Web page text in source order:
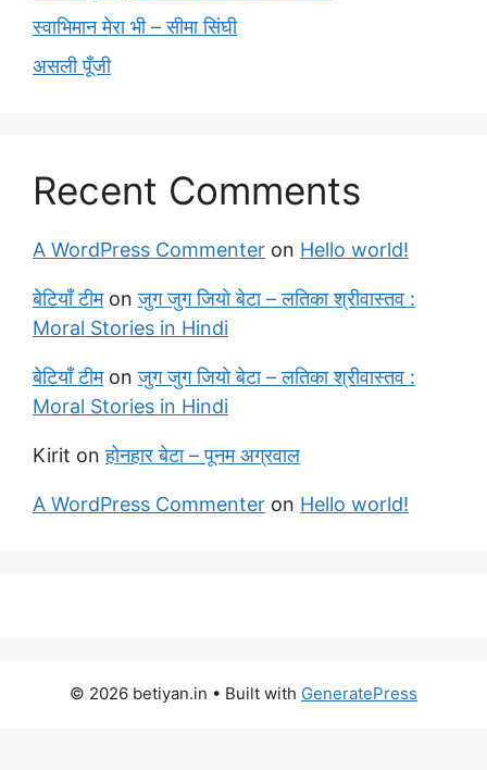
स्वाभिमान मेरा भी – सीमा सिंघी
असली पूँजी
Recent Comments
A WordPress Commenter on Hello world!
बेटियाँ टीमonजुग जुग जियो बेटा – लतिका श्रीवास्तव :
Moral Stories in Hindi
बेटियाँ टीमonजुग जुग जियो बेटा – लतिका श्रीवास्तव :
Moral Stories in Hindi
Kirit onहोनहार बेटा – पूनम अग्रवाल
A WordPress Commenter on Hello world!
© 2026 betiyan.in • Built with GeneratePress